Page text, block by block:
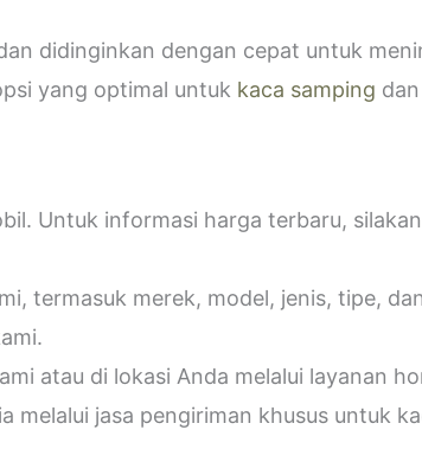
didinginkan dengan cepat untuk
yang optimal untuk kaca samping
Untuk informasi harga terbaru,
termasuk merek, model, jenis, tipe,
atau di lokasi Anda melalui layanan
jasa pengiriman khusus untuk